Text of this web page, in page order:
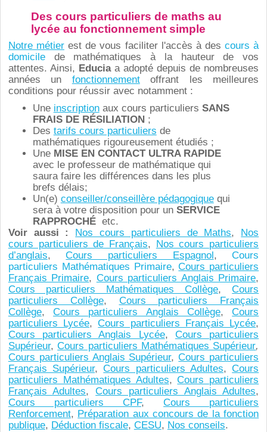
Des cours particuliers de maths au
lycée au fonctionnement simple
Notre métierest de vous faciliter l'accès à descours à
domicilede mathématiques à la hauteur de vos
attentes. Ainsi, Educiaa adopté depuis de nombreuses
années un fonctionnementoffrant les meilleures
conditions pour réussir avec notamment :
Une inscriptionaux cours particuliers SANS
FRAIS DE RÉSILIATION ;
Des tarifs cours particuliers de
mathématiques rigoureusement étudiés ;
Une MISE EN CONTACT ULTRA RAPIDE
avec le professeur de mathématique qui
saura faire les différences dans les plus
brefs délais;
Un(e) conseiller/conseillère pédagogiquequi
sera à votre disposition pour un SERVICE
RAPPROCHÉetc.
Voir aussi :
Nos cours particuliers de Maths, Nos
cours particuliers de Français, Nos cours particuliers
d’anglais,Cours particuliers Espagnol,Cours
particuliers Mathématiques Primaire,Cours particuliers
Français Primaire, Cours particuliers Anglais Primaire,
Cours particuliers Mathématiques Collège,Cours
particuliers Collège, Cours particuliers Français
Collège,Cours particuliers Anglais Collège,Cours
particuliers Lycée,Cours particuliers Français Lycée,
Cours particuliers Anglais Lycée, Cours particuliers
Supérieur,Cours particuliers Mathématiques Supérieur,
Cours particuliers Anglais Supérieur,Cours particuliers
Français Supérieur,Cours particuliers Adultes,Cours
particuliers Mathématiques Adultes,Cours particuliers
Français Adultes,Cours particuliers Anglais Adultes,
Cours particuliers CPF,Cours particuliers
Renforcement, Préparation aux concours de la fonction
publique, Déduction fiscale, CESU, Nos conseils.